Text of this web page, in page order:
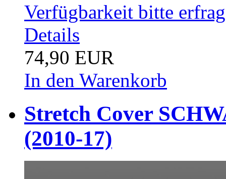
Verfügbarkeit bitte
Details
74,90 EUR
In den Warenkorb
Stretch Cover
(2010-17)